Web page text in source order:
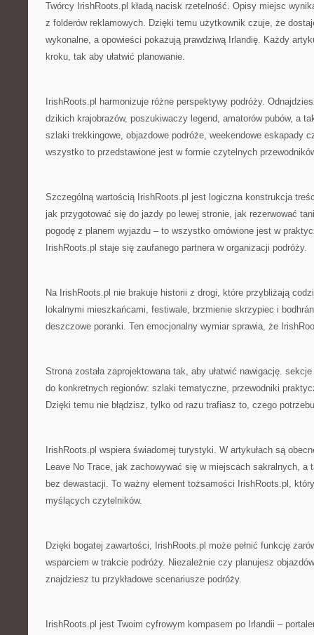
Twórcy IrishRoots.pl kładą nacisk rzetelność. Opisy miejsc
z folderów reklamowych. Dzięki temu użytkownik czuje, że
wykonalne, a opowieści pokazują prawdziwą Irlandię. Każdy
kroku, tak aby ułatwić planowanie.
IrishRoots.pl harmonizuje różne perspektywy podróży.
dzikich krajobrazów, poszukiwaczy legend, amatorów pubów, a
szlaki trekkingowe, objazdowe podróże, weekendowe eskapady
wszystko to przedstawione jest w formie czytelnych
Szczególną wartością IrishRoots.pl jest logiczna konstrukcja
jak przygotować się do jazdy po lewej stronie, jak rezerwować
pogodę z planem wyjazdu – to wszystko omówione jest w
IrishRoots.pl staje się zaufanego partnera w organizacji podróży.
Na IrishRoots.pl nie brakuje historii z drogi, które przybliżają
lokalnymi mieszkańcami, festiwale, brzmienie skrzypiec i
deszczowe poranki. Ten emocjonalny wymiar sprawia, że
Strona została zaprojektowana tak, aby ułatwić nawigację.
do konkretnych regionów: szlaki tematyczne, przewodniki
Dzięki temu nie błądzisz, tylko od razu trafiasz to, czego
IrishRoots.pl wspiera świadomej turystyki. W artykułach są
Leave No Trace, jak zachowywać się w miejscach sakralnych,
bez dewastacji. To ważny element tożsamości IrishRoots.pl,
myślących czytelników.
Dzięki bogatej zawartości, IrishRoots.pl może pełnić funkcję
wsparciem w trakcie podróży. Niezależnie czy planujesz
znajdziesz tu przykładowe scenariusze podróży.
IrishRoots.pl jest Twoim cyfrowym kompasem po Irlandii –